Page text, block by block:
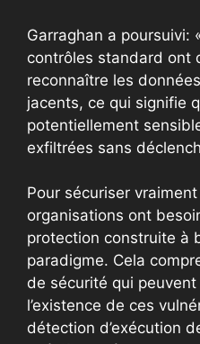
Garraghan a poursuivi:
contrôles standard ont
reconnaître les
jacents, ce qui signifie
potentiellement
exfiltrées sans
Pour sécuriser
organisations ont
protection construite à
paradigme. Cela
de sécurité qui
l’existence de ces
détection d’exécution